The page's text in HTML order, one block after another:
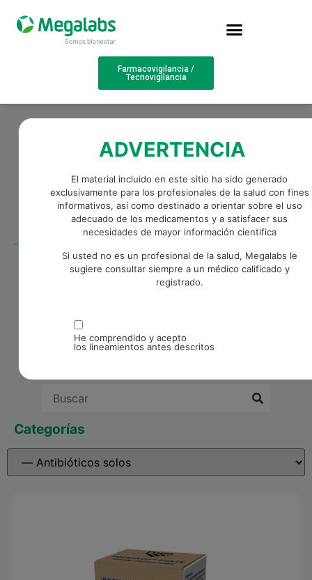
Farmacovigilancia /
Tecnovigilancia
Categorías
ADVERTENCIA
El material incluido en este sitio ha sido generado
exclusivamente para los profesionales de la salud con fines
informativos, así como destinado a orientar sobre el uso
adecuado de los medicamentos y a satisfacer sus
necesidades de mayor información cientifica
Si usted no es un profesional de la salud, Megalabs le
sugiere consultar siempre a un médico calificado y
registrado.
He comprendido y acepto
los lineamientos antes descritos